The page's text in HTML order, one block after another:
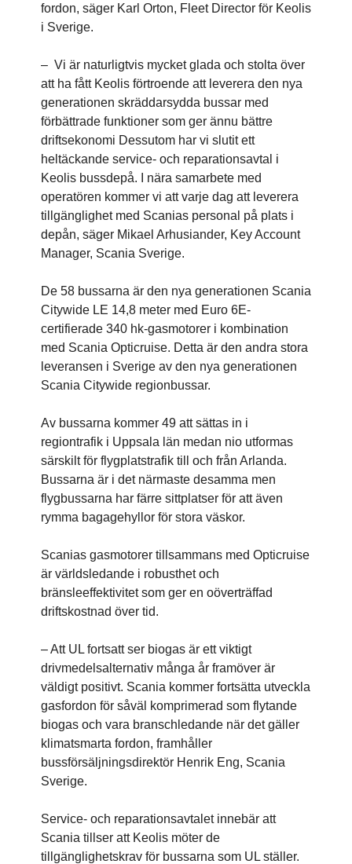
fordon, säger Karl Orton, Fleet Director för Keolis
i Sverige.
– Vi är naturligtvis mycket glada och stolta över
att ha fått Keolis förtroende att leverera den nya
generationen skräddarsydda bussar med
förbättrade funktioner som ger ännu bättre
driftsekonomi Dessutom har vi slutit ett
heltäckande service- och reparationsavtal i
Keolis bussdepå. I nära samarbete med
operatören kommer vi att varje dag att leverera
tillgänglighet med Scanias personal på plats i
depån, säger Mikael Arhusiander, Key Account
Manager, Scania Sverige.
De 58 bussarna är den nya generationen Scania
Citywide LE 14,8 meter med Euro 6E-
certifierade 340 hk-gasmotorer i kombination
med Scania Opticruise. Detta är den andra stora
leveransen i Sverige av den nya generationen
Scania Citywide regionbussar.
Av bussarna kommer 49 att sättas in i
regiontrafik i Uppsala län medan nio utformas
särskilt för flygplatstrafik till och från Arlanda.
Bussarna är i det närmaste desamma men
flygbussarna har färre sittplatser för att även
rymma bagagehyllor för stora väskor.
Scanias gasmotorer tillsammans med Opticruise
är världsledande i robusthet och
bränsleeffektivitet som ger en oöverträffad
driftskostnad över tid.
– Att UL fortsatt ser biogas är ett viktigt
drivmedelsalternativ många år framöver är
väldigt positivt. Scania kommer fortsätta utveckla
gasfordon för såväl komprimerad som flytande
biogas och vara branschledande när det gäller
klimatsmarta fordon, framhåller
bussförsäljningsdirektör Henrik Eng, Scania
Sverige.
Service- och reparationsavtalet innebär att
Scania tillser att Keolis möter de
tillgänglighetskrav för bussarna som UL ställer.